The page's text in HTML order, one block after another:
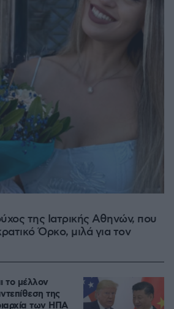
της Ιατρικής Αθηνών, που
Όρκο, μιλά για τον
το μέλλον
της
των ΗΠΑ